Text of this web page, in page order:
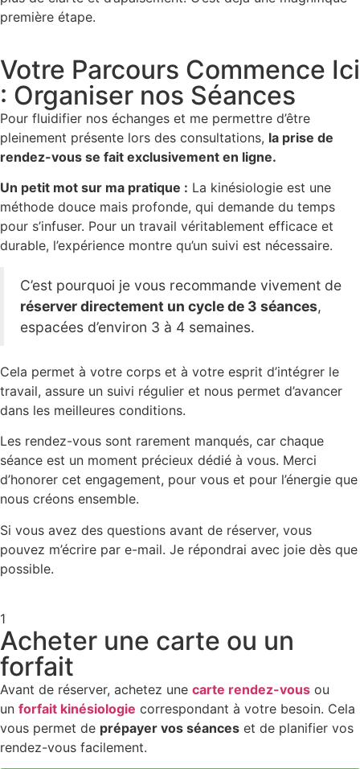
première étape.
Votre Parcours Commence Ici
: Organiser nos Séances
Pour fluidifier nos échanges et me permettre d’être
pleinement présente lors des consultations, la prise de
rendez-vous se fait exclusivement en ligne.
Un petit mot sur ma pratique : La kinésiologie est une
méthode douce mais profonde, qui demande du temps
pour s’infuser. Pour un travail véritablement efficace et
durable, l’expérience montre qu’un suivi est nécessaire.
C’est pourquoi je vous recommande vivement de
réserver directement un cycle de 3 séances,
espacées d’environ 3 à 4 semaines.
Cela permet à votre corps et à votre esprit d’intégrer le
travail, assure un suivi régulier et nous permet d’avancer
dans les meilleures conditions.
Les rendez-vous sont rarement manqués, car chaque
séance est un moment précieux dédié à vous. Merci
d’honorer cet engagement, pour vous et pour l’énergie que
nous créons ensemble.
Si vous avez des questions avant de réserver, vous
pouvez m’écrire par e-mail. Je répondrai avec joie dès que
possible.
1
Acheter une carte ou un
forfait
Avant de réserver, achetez une carte rendez-vous ou
un forfait kinésiologie correspondant à votre besoin. Cela
vous permet de prépayer vos séances et de planifier vos
rendez-vous facilement.